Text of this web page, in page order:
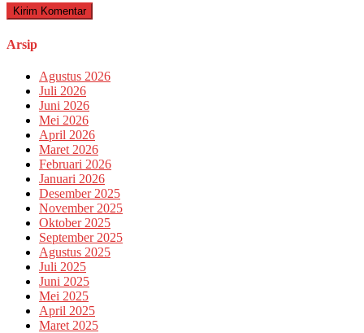
Arsip
Agustus 2026
Juli 2026
Juni 2026
Mei 2026
April 2026
Maret 2026
Februari 2026
Januari 2026
Desember 2025
November 2025
Oktober 2025
September 2025
Agustus 2025
Juli 2025
Juni 2025
Mei 2025
April 2025
Maret 2025